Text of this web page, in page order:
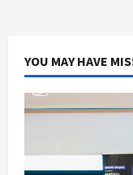
YOU MAY HAVE